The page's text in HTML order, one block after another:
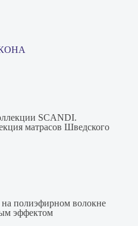
SCANDI.
матрасов Шведского
на полиэфирном волокне
эффектом